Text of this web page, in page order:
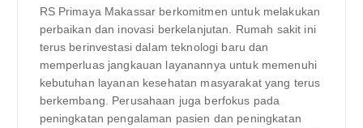
RS Primaya Makassar berkomitmen untuk melakukan
perbaikan dan inovasi berkelanjutan. Rumah sakit ini
terus berinvestasi dalam teknologi baru dan
memperluas jangkauan layanannya untuk memenuhi
kebutuhan layanan kesehatan masyarakat yang terus
berkembang. Perusahaan juga berfokus pada
peningkatan pengalaman pasien dan peningkatan